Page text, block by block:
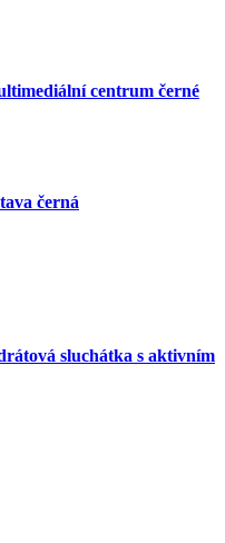
centrum černé
černá
sluchátka s aktivním